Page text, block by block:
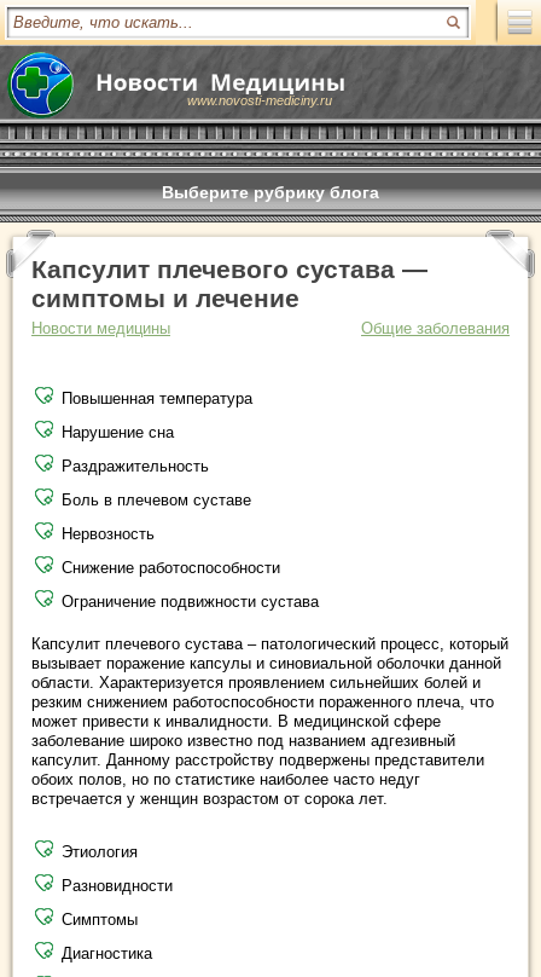
www.novosti-mediciny.ru
Выберите рубрику блога
Капсулит плечевого сустава —
симптомы и лечение
Новости медицины Общие заболевания
Повышенная температура
Нарушение сна
Раздражительность
Боль в плечевом суставе
Нервозность
Снижение работоспособности
Ограничение подвижности сустава
Капсулит плечевого сустава – патологический процесс, который
вызывает поражение капсулы и синовиальной оболочки данной
области. Характеризуется проявлением сильнейших болей и
резким снижением работоспособности пораженного плеча, что
может привести к инвалидности. В медицинской сфере
заболевание широко известно под названием адгезивный
капсулит. Данному расстройству подвержены представители
обоих полов, но по статистике наиболее часто недуг
встречается у женщин возрастом от сорока лет.
Этиология
Разновидности
Симптомы
Диагностика